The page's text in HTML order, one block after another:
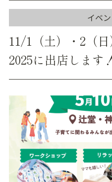
イベ
11/1（土）・2（
2025に出店します